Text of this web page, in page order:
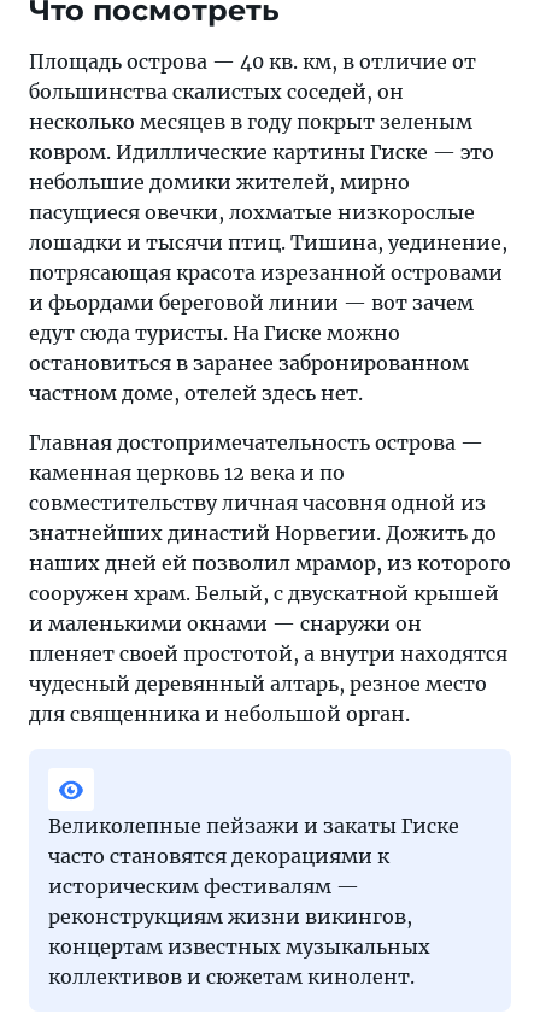
Что посмотреть
Площадь острова — 40 кв. км, в отличие от
большинства скалистых соседей, он
несколько месяцев в году покрыт зеленым
ковром. Идиллические картины Гиске — это
небольшие домики жителей, мирно
пасущиеся овечки, лохматые низкорослые
лошадки и тысячи птиц. Тишина, уединение,
потрясающая красота изрезанной островами
и фьордами береговой линии — вот зачем
едут сюда туристы. На Гиске можно
остановиться в заранее забронированном
частном доме, отелей здесь нет.
Главная достопримечательность острова —
каменная церковь 12 века и по
совместительству личная часовня одной из
знатнейших династий Норвегии. Дожить до
наших дней ей позволил мрамор, из которого
сооружен храм. Белый, с двускатной крышей
и маленькими окнами — снаружи он
пленяет своей простотой, а внутри находятся
чудесный деревянный алтарь, резное место
для священника и небольшой орган.
Великолепные пейзажи и закаты Гиске
часто становятся декорациями к
историческим фестивалям —
реконструкциям жизни викингов,
концертам известных музыкальных
коллективов и сюжетам кинолент.